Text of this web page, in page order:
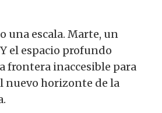
una escala. Marte, un
el espacio profundo
frontera inaccesible para
nuevo horizonte de la